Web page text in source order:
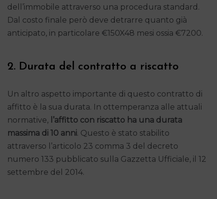
dell’immobile attraverso una procedura standard.
Dal costo finale però deve detrarre quanto già
anticipato, in particolare €150X48 mesi ossia €7200.
2. Durata del contratto a riscatto
Un altro aspetto importante di questo contratto di
affitto è la sua durata. In ottemperanza alle attuali
normative, l’affitto con riscatto ha una durata
massima di 10 anni. Questo è stato stabilito
attraverso l’articolo 23 comma 3 del decreto
numero 133 pubblicato sulla Gazzetta Ufficiale, il 12
settembre del 2014.